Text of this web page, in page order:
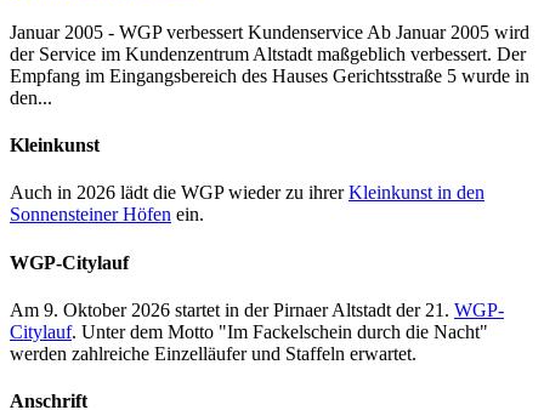
Januar 2005 - WGP verbessert Kundenservice Ab Januar 2005 wird
der Service im Kundenzentrum Altstadt maßgeblich verbessert. Der
Empfang im Eingangsbereich des Hauses Gerichtsstraße 5 wurde in
den...
Kleinkunst
Auch in 2026 lädt die WGP wieder zu ihrerKleinkunst in den
Sonnensteiner Höfen ein.
WGP-Citylauf
Am 9. Oktober 2026 startet in der Pirnaer Altstadt der 21. WGP-
Citylauf. Unter dem Motto "Im Fackelschein durch die Nacht"
werden zahlreiche Einzelläufer und Staffeln erwartet.
Anschrift